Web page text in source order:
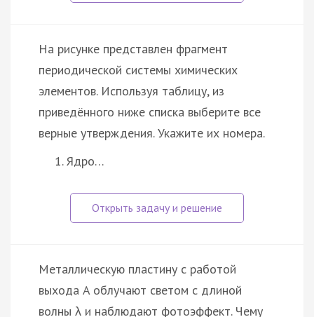
На рисунке представлен фрагмент
периодической системы химических
элементов. Используя таблицу, из
приведённого ниже списка выберите все
верные утверждения. Укажите их номера.
Ядро…
Металлическую пластину с работой
выхода A облучают светом с длиной
волны λ и наблюдают фотоэффект. Чему